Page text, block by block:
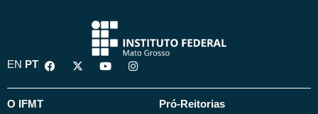
EN PT
F
a
e
X
-
w
Y
o
t
I
n
t
O IFMT Pró-Reitorias